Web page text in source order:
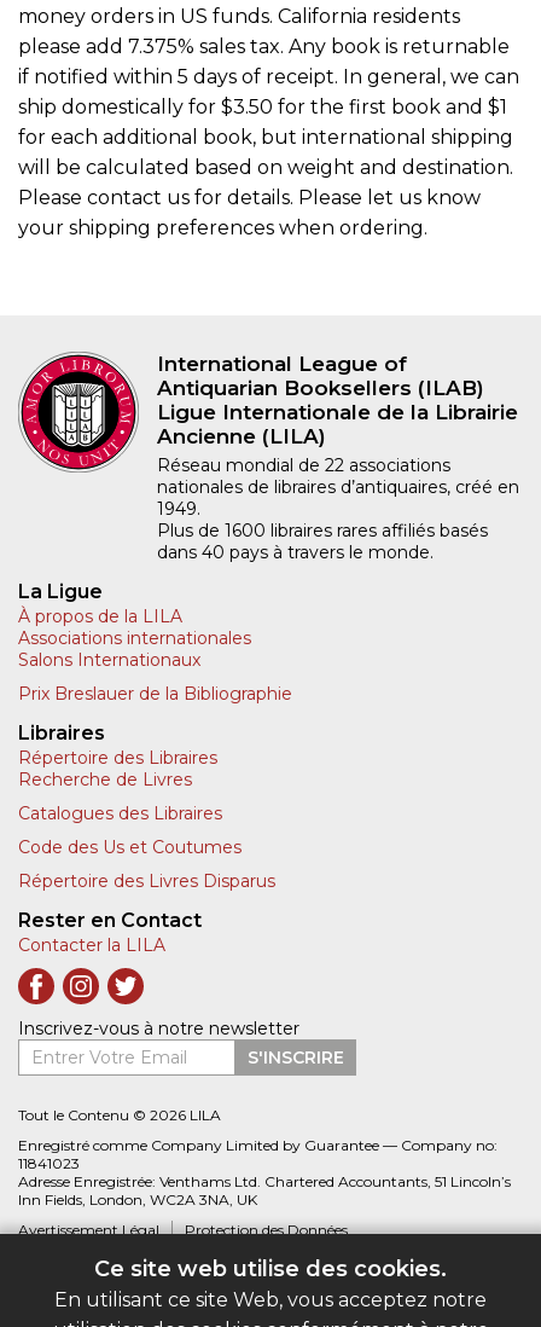
Ce site web utilise des cookies.
En utilisant ce site Web, vous acceptez notre
money orders in US funds. California residents
please add 7.375% sales tax. Any book is returnable
if notified within 5 days of receipt. In general, we can
ship domestically for $3.50 for the first book and $1
for each additional book, but international shipping
will be calculated based on weight and destination.
Please contact us for details. Please let us know
your shipping preferences when ordering.
International League of
Antiquarian Booksellers (ILAB)
Ligue Internationale de la Librairie
Ancienne (LILA)
Réseau mondial de 22 associations
nationales de libraires d’antiquaires, créé en
1949.
Plus de 1600 libraires rares affiliés basés
dans 40 pays à travers le monde.
La Ligue
À propos de la LILA
Associations internationales
Salons Internationaux
Prix Breslauer de la Bibliographie
Libraires
Répertoire des Libraires
Recherche de Livres
Catalogues des Libraires
Code des Us et Coutumes
Répertoire des Livres Disparus
Rester en Contact
Contacter la LILA
Inscrivez-vous à notre newsletter
Entrer Votre Email
S'INSCRIRE
Tout le Contenu © 2026 LILA
Enregistré comme Company Limited by Guarantee — Company no:
11841023
Adresse Enregistrée: Venthams Ltd. Chartered Accountants, 51 Lincoln’s
Inn Fields, London, WC2A 3NA, UK
Avertissement Légal
Protection des Données